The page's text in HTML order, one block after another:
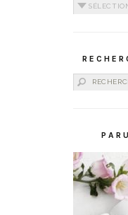
Catégories
Rechercher